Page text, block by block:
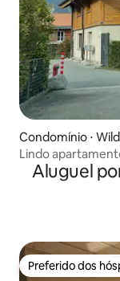
Condomínio ⋅
Lindo
montanhada
Aluguel
Preferido dos
Preferido dos